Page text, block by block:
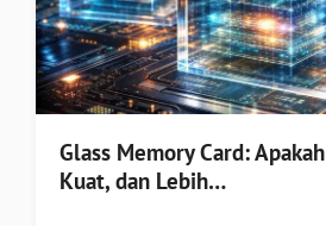
Glass Memory Card:
Kuat, dan Lebih…